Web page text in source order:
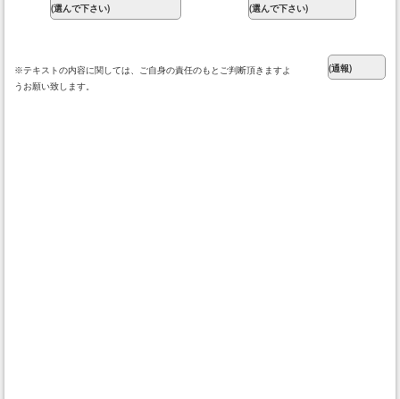
※テキストの内容に関しては、ご自身の責任のもとご判断頂きますよ
うお願い致します。